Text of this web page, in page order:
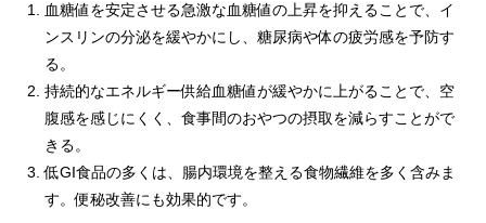
血糖値を安定させる急激な血糖値の上昇を抑えることで、イ
ンスリンの分泌を緩やかにし、糖尿病や体の疲労感を予防す
る。
持続的なエネルギー供給血糖値が緩やかに上がることで、空
腹感を感じにくく、食事間のおやつの摂取を減らすことがで
きる。
低GI食品の多くは、腸内環境を整える食物繊維を多く含みま
す。便秘改善にも効果的です。